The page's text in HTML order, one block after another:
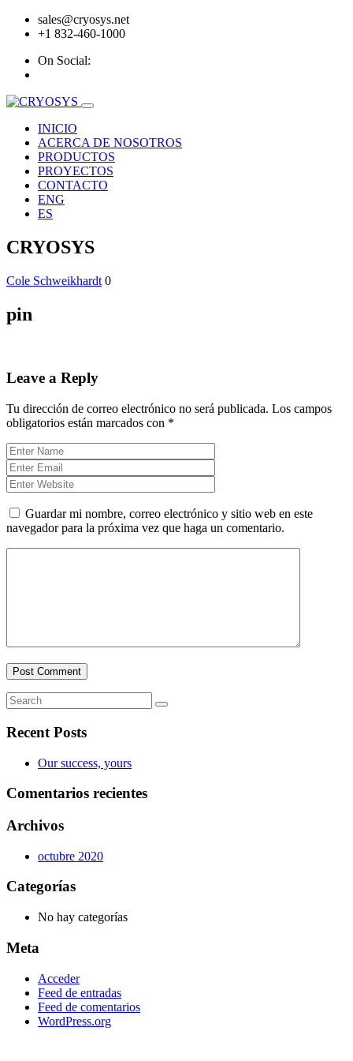
sales@cryosys.net
+1 832-460-1000
On Social:
INICIO
ACERCA DE NOSOTROS
PRODUCTOS
PROYECTOS
CONTACTO
ENG
ES
CRYOSYS
Cole Schweikhardt 0
pin
Leave a Reply
Tu dirección de correo electrónico no será publicada. Los campos
obligatorios están marcados con *
Guardar mi nombre, correo electrónico y sitio web en este
navegador para la próxima vez que haga un comentario.
Recent Posts
Our success, yours
Comentarios recientes
Archivos
octubre 2020
Categorías
No hay categorías
Meta
Acceder
Feed de entradas
Feed de comentarios
WordPress.org